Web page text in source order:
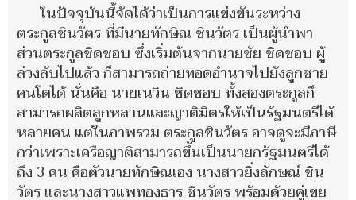
ในปัจจุบันนี้จัดได้ว่าเป็นการแข่งขันระหว่าง
ตระกูลชินวัตร ที่มีนายทักษิณ ชินวัตร เป็นผู้นำพา
ส่วนตระกูลชิดชอบ ซึ่งเริ่มต้นจากนายชัย ชิดชอบ ผู้
ล่วงลับไปแล้ว ก็สามารถถ่ายทอดอำนาจไปยังลูกชาย
คนโตได้ นั่นคือ นายเนวิน ชิดชอบ ทั้งสองตระกูลก็
สามารถผลิตลูกหลานและญาติมิตรให้เป็นรัฐมนตรีได้
หลายคน แต่ในภาพรวม ตระกูลชินวัตร อาจดูจะมีภาษี
กว่าเพราะเครือญาติสามารถขึ้นเป็นนายกรัฐมนตรีได้
ถึง 3 คน คือตัวนายทักษิณเอง นางสาวยิ่งลักษณ์ ชิน
วัตร และนางสาวแพทองธาร ชินวัตร พร้อมด้วยคู่เขย